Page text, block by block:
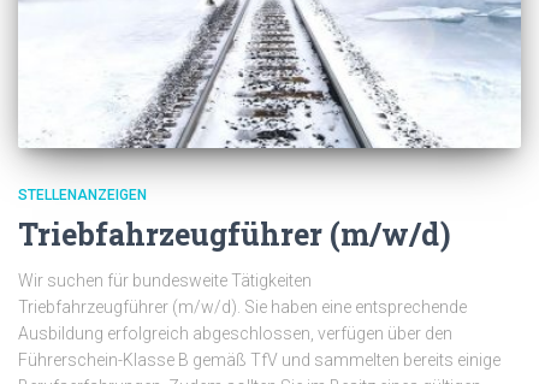
STELLENANZEIGEN
Triebfahrzeugführer (m/w/d)
Wir suchen für bundesweite Tätigkeiten
Triebfahrzeugführer (m/w/d). Sie haben eine entsprechende
Ausbildung erfolgreich abgeschlossen, verfügen über den
Führerschein-Klasse B gemäß TfV und sammelten bereits einige